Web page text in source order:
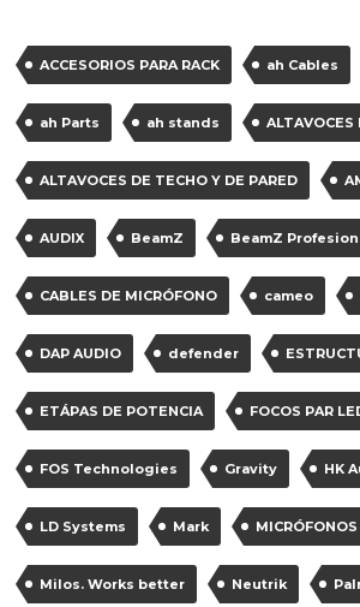
ACCESORIOS PARA RACK ah Cables
ah Parts ah stands ALTAVOCES
ALTAVOCES DE TECHO Y DE PARED
AUDIX BeamZ BeamZ
CABLES DE MICRÓFONO cameo
DAP AUDIO defender
ETÁPAS DE POTENCIA FOCOS PAR
FOS Technologies Gravity HK
LD Systems Mark
Milos. Works better Neutrik